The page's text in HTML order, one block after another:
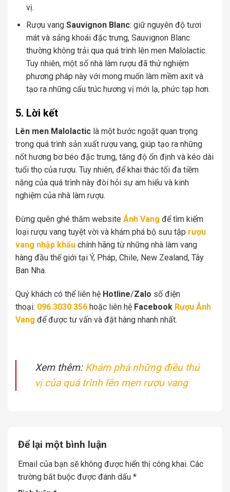
vị.
Rượu vang Sauvignon Blanc: giữ nguyên độ tươi
mát và sảng khoái đặc trưng, Sauvignon Blanc
thường không trải qua quá trình lên men Malolactic.
Tuy nhiên, một số nhà làm rượu đã thử nghiệm
phương pháp này với mong muốn làm mềm axit và
tạo ra những cấu trúc hương vị mới lạ, phức tạp hơn.
5. Lời kết
Lên men Malolactic là một bước ngoặt quan trọng
trong quá trình sản xuất rượu vang, giúp tạo ra những
nốt hương bơ béo đặc trưng, tăng độ ổn định và kéo dài
tuổi thọ của rượu. Tuy nhiên, để khai thác tối đa tiềm
năng của quá trình này đòi hỏi sự am hiểu và kinh
nghiệm của nhà làm rượu.
Đừng quên ghé thăm website Ánh Vang để tìm kiếm
loại rượu vang tuyệt vời và khám phá bộ sưu tập rượu
vang nhập khẩu chính hãng từ những nhà làm vang
hàng đầu thế giới tại Ý, Pháp, Chile, New Zealand, Tây
Ban Nha.
Quý khách có thể liên hệ Hotline/Zalo số điện
thoại: 096 3030 356 hoặc liên hệ Facebook Rượu Ánh
Vang để được tư vấn và đặt hàng nhanh nhất.
Xem thêm: Khám phá những điều thú
vị của quá trình lên men rượu vang
Để lại một bình luận
Email của bạn sẽ không được hiển thị công khai. Các
trường bắt buộc được đánh dấu *